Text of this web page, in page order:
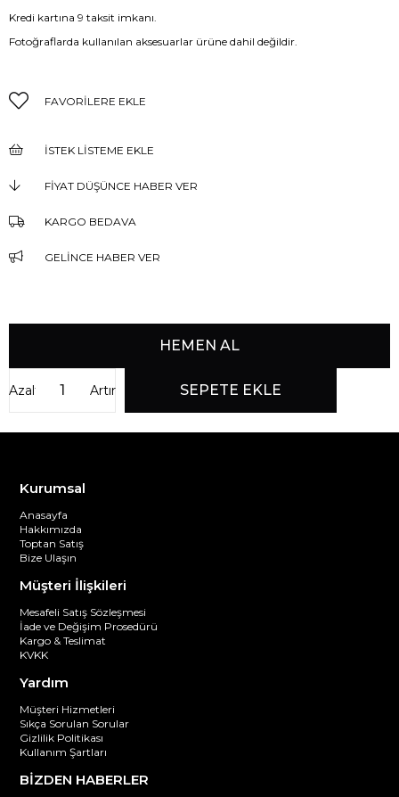
Kredi kartına 9 taksit imkanı.
Fotoğraflarda kullanılan aksesuarlar ürüne dahil değildir.
FAVORILERE EKLE
İSTEK LISTEME EKLE
FIYAT DÜŞÜNCE HABER VER
KARGO BEDAVA
GELINCE HABER VER
Artır
Azalt
Kurumsal
Anasayfa
Hakkımızda
Toptan Satış
Bize Ulaşın
Müşteri İlişkileri
Mesafeli Satış Sözleşmesi
İade ve Değişim Prosedürü
Kargo & Teslimat
KVKK
Yardım
Müşteri Hizmetleri
Sıkça Sorulan Sorular
Gizlilik Politikası
Kullanım Şartları
BİZDEN HABERLER